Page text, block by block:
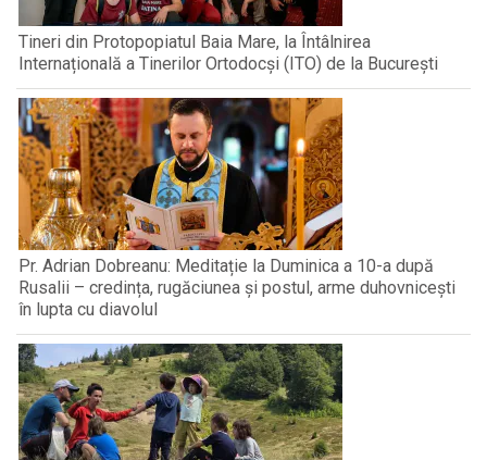
Tineri din Protopopiatul Baia Mare, la Întâlnirea
Internațională a Tinerilor Ortodocși (ITO) de la București
Pr. Adrian Dobreanu: Meditație la Duminica a 10-a după
Rusalii – credința, rugăciunea și postul, arme duhovnicești
în lupta cu diavolul